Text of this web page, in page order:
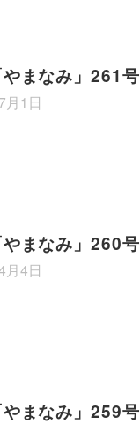
まなみ」261号
月1日
まなみ」260号
月4日
まなみ」259号